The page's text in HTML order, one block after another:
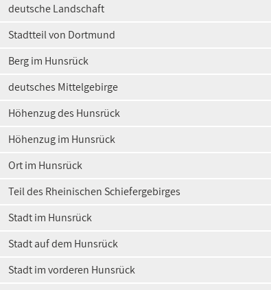
deutsche Landschaft
Stadtteil von Dortmund
Berg im Hunsrück
deutsches Mittelgebirge
Höhenzug des Hunsrück
Höhenzug im Hunsrück
Ort im Hunsrück
Teil des Rheinischen Schiefergebirges
Stadt im Hunsrück
Stadt auf dem Hunsrück
Stadt im vorderen Hunsrück